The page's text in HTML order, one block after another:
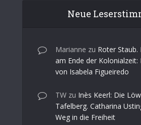
Neue
Marianne zu Roter
am Ende der Kolonialzeit:
von Isabela Figueiredo
TW zu Inès Keerl: Die
Tafelberg. Catharina
Weg in die Freiheit